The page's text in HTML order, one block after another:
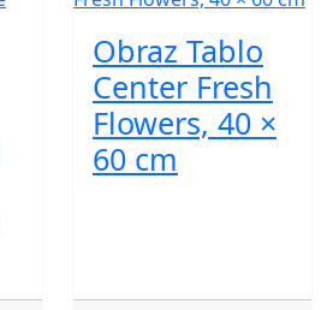
Obraz Tablo
Center Fresh
Flowers, 40 ×
60 cm